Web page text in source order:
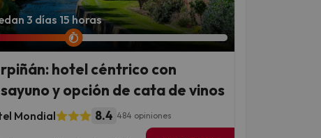
3 días 15 horas
hotel céntrico con
y opción de cata de vinos
Mondial 8.4 484 opiniones